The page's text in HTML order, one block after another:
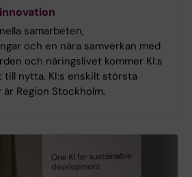
samarbeten,
och en nära samverkan med
och näringslivet kommer KI:s
nytta. KI:s enskilt största
Region Stockholm.